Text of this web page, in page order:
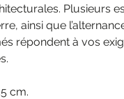
Plusieurs
ainsi que
répondent à vos
cm.